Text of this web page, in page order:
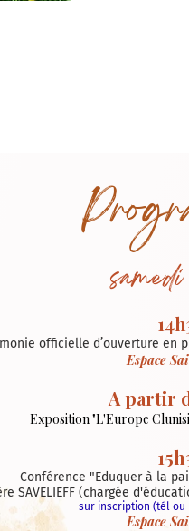
officielle d’ouverture en
Espace
A partir
Exposition "L'Europe
Conférence "Eduquer à la
SAVELIEFF (chargée
sur inscription (tél ou
Espace